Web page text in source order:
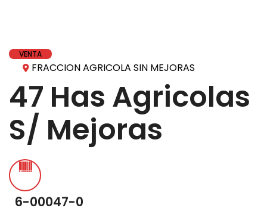
VENTA
FRACCION AGRICOLA SIN MEJORAS
47 Has Agricolas
S/ Mejoras
6-00047-0